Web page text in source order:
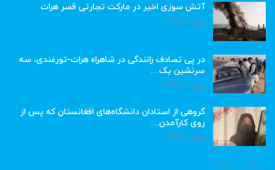
آتش سوزی اخیر در مارکت تجارتی قصر هرات
ژوئن 22, 2023
در پی تصادف رانندگی در شاهراه هرات-تورغندی، سه
سرنشین یک…
ژوئن 15, 2023
گروهی از استادان دانشگاه‌های افغانستان که پس از
روی کارآمدن…
ژوئن 6, 2023
قبلی بعد